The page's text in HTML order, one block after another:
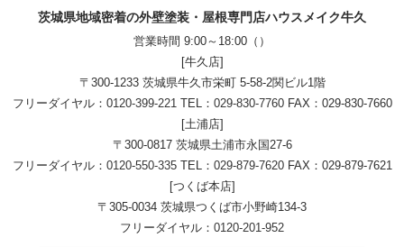
茨城県地域密着の外壁塗装・屋根専門店ハウスメイク牛久
営業時間 9:00～18:00（）
[牛久店]
〒300-1233 茨城県牛久市栄町 5-58-2関ビル1階
フリーダイヤル： 0120-399-221 TEL： 029-830-7760FAX：029-830-7660
[土浦店]
〒300-0817 茨城県土浦市永国27-6
フリーダイヤル： 0120-550-335TEL： 029-879-7620FAX：029-879-7621
[つくば本店]
〒305-0034 茨城県つくば市小野崎134-3
フリーダイヤル： 0120-201-952